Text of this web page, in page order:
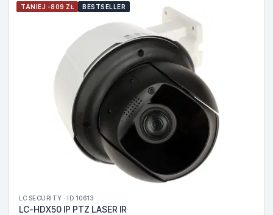
TANIEJ -809 ZŁ BESTSELLER
LC SECURITY · ID 10613
LC-HDX50 IP PTZ LASER IR